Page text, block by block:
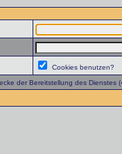
Cookies benutzen?
der Bereitstellung des